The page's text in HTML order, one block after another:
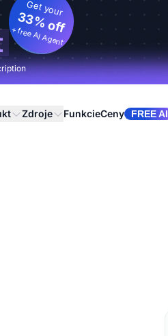
Get your
33% off
+ free AI Agent
Zdroje FunkcieCeny FREE AI